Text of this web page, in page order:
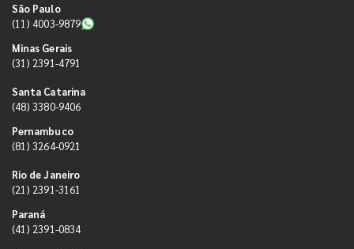
São Paulo
(11) 4003-9879
Minas Gerais
(31) 2391-4791
Santa Catarina
(48) 3380-9406
Pernambuco
(81) 3264-0921
Rio de Janeiro
(21) 2391-3161
Paraná
(41) 2391-0834